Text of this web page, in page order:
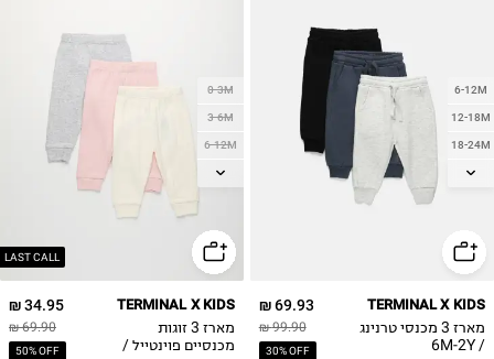
6-12M
12-18M
18-24M
2Y
69.93 ₪
99.90 ₪
30% OFF
TERMINAL X KIDS
מארז 3 מכנסי טרנינג
/ 6M-2Y
LAST CALL
0-3M
3-6M
6-12M
12-18M
2Y
34.95 ₪
69.90 ₪
50% OFF
TERMINAL X KIDS
מארז 3 זוגות
מכנסיים פוינטייל /